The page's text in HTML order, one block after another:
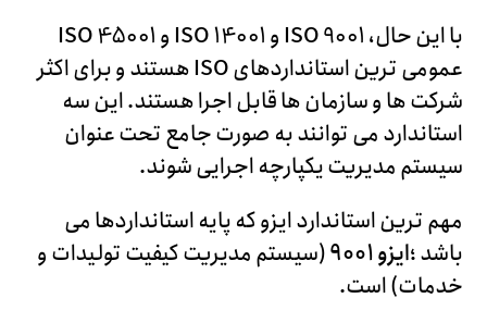
با این حال، ISO 9001 و ISO 14001 و ISO 45001
عمومی ترین استانداردهای ISO هستند و برای اکثر
شرکت ها و سازمان ها قابل اجرا هستند. این سه
استاندارد می توانند به صورت جامع تحت عنوان
سیستم مدیریت یکپارچه اجرایی شوند.
مهم ترین استاندارد ایزو که پایه استانداردها می
باشد ؛ایزو 9001
(سیستم مدیریت کیفیت تولیدات و
خدمات) است.